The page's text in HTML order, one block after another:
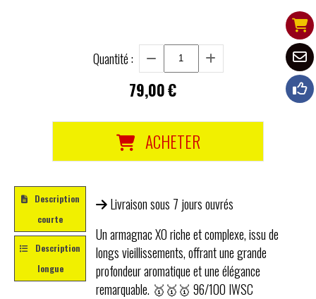
Quantité :
79,00€
ACHETER
Description
courte
Description
longue
Livraison sous 7 jours ouvrés
Un armagnac XO riche et complexe, issu de
longs vieillissements, offrant une grande
profondeur aromatique et une élégance
remarquable. 🥇🥇🥇 96/100 IWSC